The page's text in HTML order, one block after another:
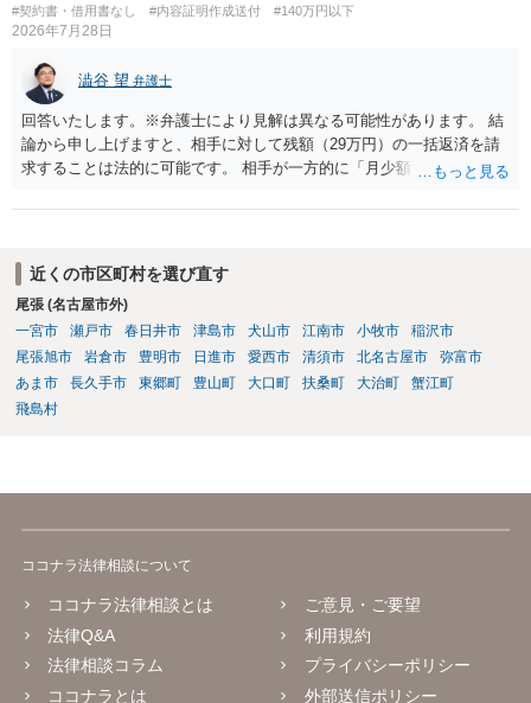
氏名や住所が分からない状態でも対応可能なのか ⇒訴訟等の裁判上の
手続を利用する場合には、原則として相手方の住所・氏名を把握して
#契約書・借用書なし
#内容証明作成送付 #140万円以下
2026年7月28日
澁谷 望 弁護士
回答いたします。※弁護士により見解は異なる可能性があります。 結
論から申し上げますと、相手に対して残額（29万円）の一括返済を請
求することは法的に可能です。 相手が一方的に「月少額ずつ返す」と
は成立していません。当初の返済期日も過ぎているため、一括返済を
です。 分割拒否と一括請求の通知：PayPayのメッセージ等で「分割
払いには同意していないため、残額の一括払いを求める」旨を明確に
伝えます。 相手の本名・住所の確認：応じない場合に法的手段（少額
訴訟など）をとるには、相手の身元が必要です。分からない場合は、
まず本名や住所の特定を進めてください。 相手が購入した高額商品
（Switch2等）の事実も踏まえ、応じない場合は法的措置を辞さない姿
勢で交渉に臨むのが現実的かと思います。
近くの市区町村を選び直す
尾張 (名古屋市外)
一宮市
瀬戸市 春日井市 津島市 犬山市 江南市 小牧市
稲沢市
尾張旭市
岩倉市 豊明市 日進市 愛西市 清須市 北名古屋市
弥富市
あま市
長久手市 東郷町 豊山町 大口町 扶桑町 大治町
蟹江町
飛島村
ココナラ法律相談について
ココナラ法律相談とは
法律Q&A
法律相談コラム
ココナラとは
ご意見・ご要望
利用規約
プライバシーポリシー
外部送信ポリシー